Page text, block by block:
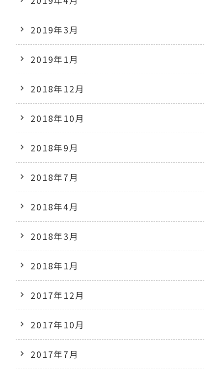
2019年3月
2019年1月
2018年12月
2018年10月
2018年9月
2018年7月
2018年4月
2018年3月
2018年1月
2017年12月
2017年10月
2017年7月